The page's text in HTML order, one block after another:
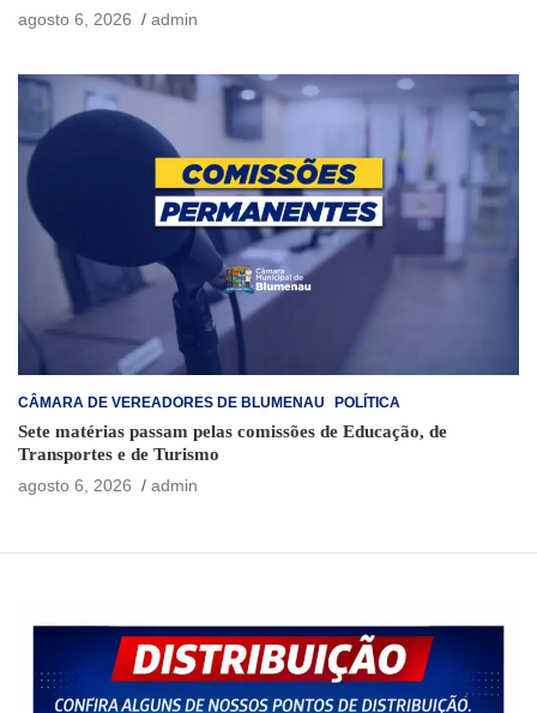
agosto 6, 2026
admin
CÂMARA DE VEREADORES DE BLUMENAU POLÍTICA
Sete matérias passam pelas comissões de Educação, de
Transportes e de Turismo
agosto 6, 2026
admin